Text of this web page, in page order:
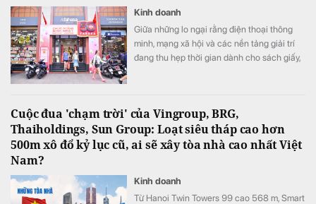
Kinh doanh
Giữa những lo ngại rằng điện thoại thông
minh, mạng xã hội và các nền tảng giải trí
đang thu hẹp thời gian dành cho sách giấy,
Cuộc đua 'chạm trời' của Vingroup, BRG,
Thaiholdings, Sun Group: Loạt siêu tháp cao hơn
500m xô đổ kỷ lục cũ, ai sẽ xây tòa nhà cao nhất Việt
Nam?
Kinh doanh
Từ Hanoi Twin Towers 99 cao 568 m, Smart